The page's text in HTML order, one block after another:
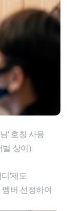
' 호칭 사용
별 상이)
'제도
멤버 선정하여